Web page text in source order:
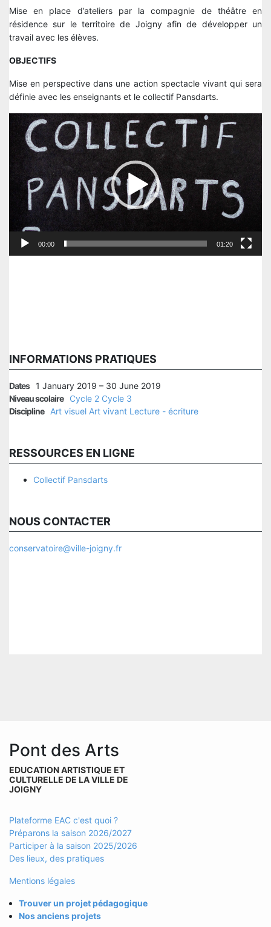
Mise en place d’ateliers par la compagnie de théâtre en
résidence sur le territoire de Joigny afin de développer un
travail avec les élèves.
OBJECTIFS
Mise en perspective dans une action spectacle vivant qui sera
définie avec les enseignants et le collectif Pansdarts.
Lecteur
vidéo
00:00 01:20
INFORMATIONS PRATIQUES
Dates 1 January 2019 – 30 June 2019
Niveau scolaire Cycle 2 Cycle 3
Discipline Art visuel Art vivant Lecture - écriture
RESSOURCES EN LIGNE
Collectif Pansdarts
NOUS CONTACTER
conservatoire@ville-joigny.fr
Pont des Arts
EDUCATION ARTISTIQUE ET
CULTURELLE DE LA VILLE DE
JOIGNY
Plateforme EAC c'est quoi ?
Préparons la saison 2026/2027
Participer à la saison 2025/2026
Des lieux, des pratiques
Mentions légales
Trouver un projet pédagogique
Nos anciens projets